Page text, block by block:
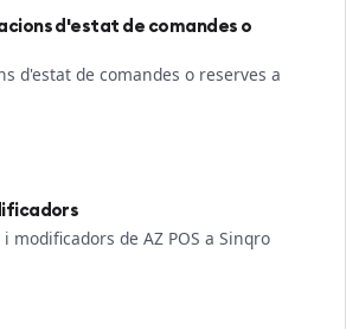
d'estat de comandes o
d'estat de comandes o reserves a
modificadors de AZ POS a Sinqro